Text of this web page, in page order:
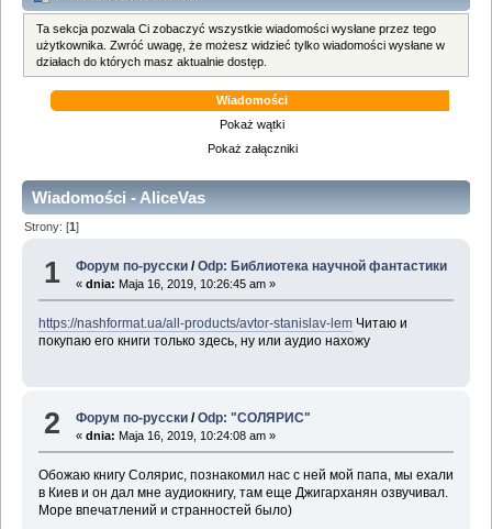
Ta sekcja pozwala Ci zobaczyć wszystkie wiadomości wysłane przez tego
użytkownika. Zwróć uwagę, że możesz widzieć tylko wiadomości wysłane w
działach do których masz aktualnie dostęp.
Wiadomości
Pokaż wątki
Pokaż załączniki
Wiadomości - AliceVas
Strony: [1]
1 Форум по-русски /Odp: Библиотека научной фантастики
«dnia: Maja 16, 2019, 10:26:45 am »
https://nashformat.ua/all-products/avtor-stanislav-lemЧитаю и
покупаю его книги только здесь, ну или аудио нахожу
2 Форум по-русски /Odp: "СОЛЯРИС"
«dnia: Maja 16, 2019, 10:24:08 am »
Обожаю книгу Солярис, познакомил нас с ней мой папа, мы ехали
в Киев и он дал мне аудиокнигу, там еще Джигарханян озвучивал.
Море впечатлений и странностей было)